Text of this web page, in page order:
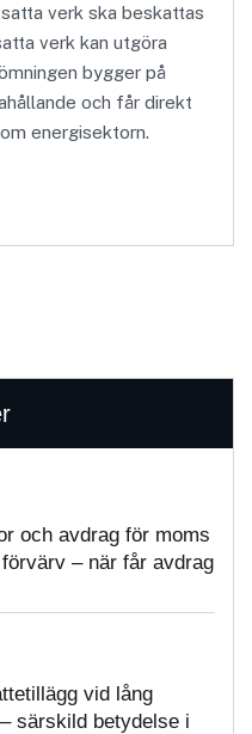
verk ska beskattas
verk kan utgöra
bygger på
och får direkt
energisektorn.
och avdrag för moms
– när får avdrag
vid lång
särskild betydelse i